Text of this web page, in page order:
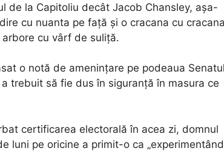
de la Capitoliu decât Jacob Chansley, așa-
cu nuanta pe față și o cracana cu cracana
cu vârf de suliță.
o notă de amenințare pe podeaua
trebuit să fie dus în siguranță în masura ce
certificarea electorală în acea zi, domnul
luni pe oricine a primit-o ca „experimentând